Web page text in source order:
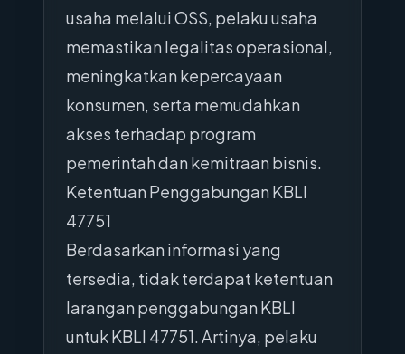
usaha melalui OSS, pelaku usaha
memastikan legalitas operasional,
meningkatkan kepercayaan
konsumen, serta memudahkan
akses terhadap program
pemerintah dan kemitraan bisnis.
Ketentuan Penggabungan KBLI
47751
Berdasarkan informasi yang
tersedia, tidak terdapat ketentuan
larangan penggabungan KBLI
untuk KBLI 47751. Artinya, pelaku